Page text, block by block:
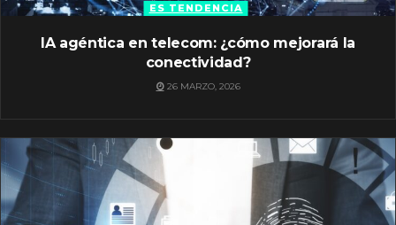
ES TENDENCIA
IA agéntica en telecom: ¿cómo mejorará la
conectividad?
26 MARZO, 2026